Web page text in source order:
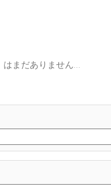
まだありません...